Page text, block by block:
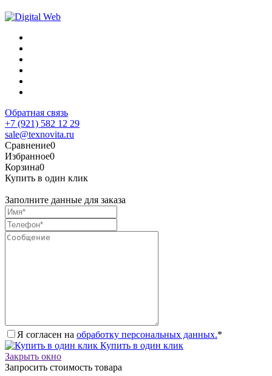
Обратная связь
+7 (921) 582 12 29
sale@texnovita.ru
Сравнение0
Избранное0
Корзина0
Купить в один клик
Заполните данные для заказа
Я согласен на обработку персональных данных.*
Купить в один клик
Закрыть окно
Запросить стоимость товара